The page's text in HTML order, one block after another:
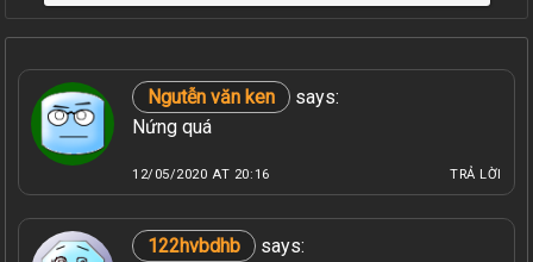
Ngutễn văn ken
says:
Nứng quá
12/05/2020 AT 20:16 TRẢ LỜI
122hvbdhb
says: